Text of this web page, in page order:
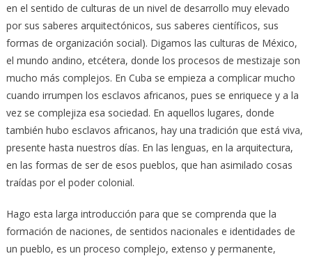
en el sentido de culturas de un nivel de desarrollo muy elevado
por sus saberes arquitectónicos, sus saberes científicos, sus
formas de organización social). Digamos las culturas de México,
el mundo andino, etcétera, donde los procesos de mestizaje son
mucho más complejos. En Cuba se empieza a complicar mucho
cuando irrumpen los esclavos africanos, pues se enriquece y a la
vez se complejiza esa sociedad. En aquellos lugares, donde
también hubo esclavos africanos, hay una tradición que está viva,
presente hasta nuestros días. En las lenguas, en la arquitectura,
en las formas de ser de esos pueblos, que han asimilado cosas
traídas por el poder colonial.
Hago esta larga introducción para que se comprenda que la
formación de naciones, de sentidos nacionales e identidades de
un pueblo, es un proceso complejo, extenso y permanente,